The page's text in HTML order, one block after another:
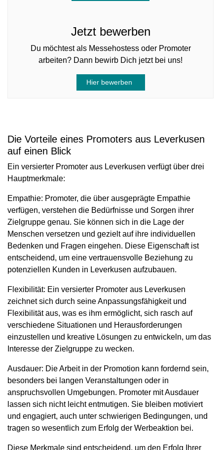
Jetzt bewerben
Du möchtest als Messehostess oder Promoter
arbeiten? Dann bewirb Dich jetzt bei uns!
Hier bewerben
Die Vorteile eines Promoters aus Leverkusen
auf einen Blick
Ein versierter Promoter aus Leverkusen verfügt über drei
Hauptmerkmale:
Empathie: Promoter, die über ausgeprägte Empathie
verfügen, verstehen die Bedürfnisse und Sorgen ihrer
Zielgruppe genau. Sie können sich in die Lage der
Menschen versetzen und gezielt auf ihre individuellen
Bedenken und Fragen eingehen. Diese Eigenschaft ist
entscheidend, um eine vertrauensvolle Beziehung zu
potenziellen Kunden in Leverkusen aufzubauen.
Flexibilität: Ein versierter Promoter aus Leverkusen
zeichnet sich durch seine Anpassungsfähigkeit und
Flexibilität aus, was es ihm ermöglicht, sich rasch auf
verschiedene Situationen und Herausforderungen
einzustellen und kreative Lösungen zu entwickeln, um das
Interesse der Zielgruppe zu wecken.
Ausdauer: Die Arbeit in der Promotion kann fordernd sein,
besonders bei langen Veranstaltungen oder in
anspruchsvollen Umgebungen. Promoter mit Ausdauer
lassen sich nicht leicht entmutigen. Sie bleiben motiviert
und engagiert, auch unter schwierigen Bedingungen, und
tragen so wesentlich zum Erfolg der Werbeaktion bei.
Diese Merkmale sind entscheidend, um den Erfolg Ihrer